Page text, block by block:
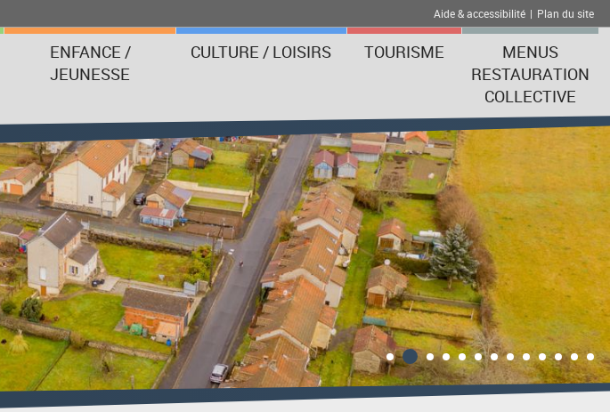
Aide & accessibilité | Plan du site
ENFANCE /
JEUNESSE
CULTURE / LOISIRS TOURISME
MENUS
RESTAURATION
COLLECTIVE